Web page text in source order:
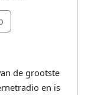
de grootste
en is